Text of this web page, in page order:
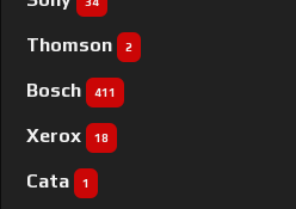
Thomson 2
Bosch 411
Xerox 18
Cata 1